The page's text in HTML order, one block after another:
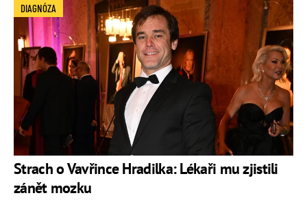
Strach o Vavřince Hradilka: Lékaři mu zjistili
zánět mozku
DIAGNÓZA